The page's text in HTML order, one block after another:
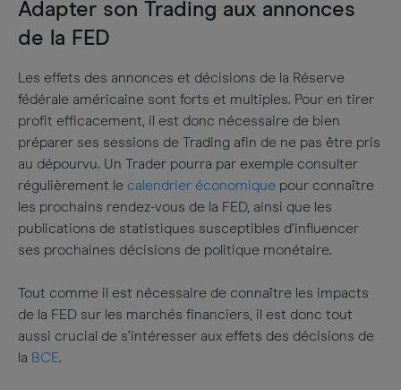
Adapter son Trading aux annonces
de la FED
Les effets des annonces et décisions de la Réserve
fédérale américaine sont forts et multiples. Pour en tirer
profit efficacement, il est donc nécessaire de bien
préparer ses sessions de Trading afin de ne pas être pris
au dépourvu. Un Trader pourra par exemple consulter
régulièrement le calendrier économique pour connaître
les prochains rendez-vous de la FED, ainsi que les
publications de statistiques susceptibles d’influencer
ses prochaines décisions de politique monétaire.
Tout comme il est nécessaire de connaître les impacts
de la FED sur les marchés financiers, il est donc tout
aussi crucial de s’intéresser aux effets des décisions de
la BCE.